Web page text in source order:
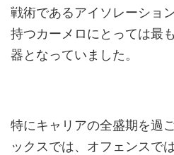
戦術であるアイソレーショ
持つカーメロにとっては最
器となっていました。
特にキャリアの全盛期を過
ックスでは、オフェンスで